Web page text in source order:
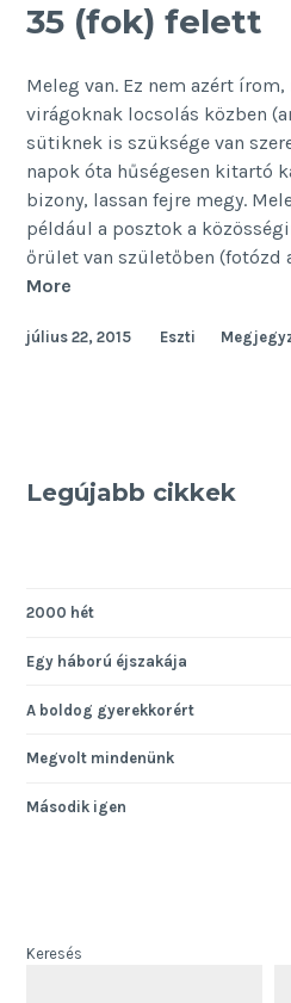
35 (fok) felett
Meleg van. Ez nem azért
virágoknak locsolás közben
sütiknek is szüksége van
napok óta hűségesen kitartó
bizony, lassan fejre megy.
például a posztok a
őrület van születőben (fotózd
More
felett
július 22, 2015 Eszti
Legújabb cikkek
2000 hét
Egy háború éjszakája
A boldog gyerekkorért
Megvolt mindenünk
Második igen
Keresés